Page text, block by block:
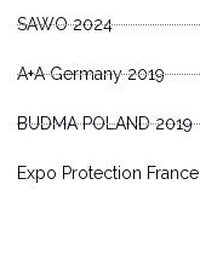
SAWO 2024
A+A Germany 2019
BUDMA POLAND 2019
Expo Protection France